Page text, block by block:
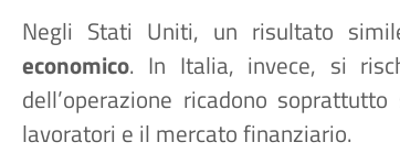
Negli Stati Uniti, un risultato
economico. In Italia, invece, si
dell’operazione ricadono
lavoratori e il mercato finanziario.